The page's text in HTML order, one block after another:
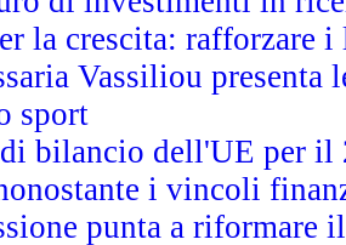
la crescita: rafforzare
Vassiliou
sport
bilancio dell'UE per il
i vincoli
punta a riformare